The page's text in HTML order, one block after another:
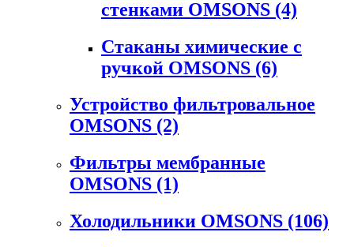
стенками OMSONS (4)
Стаканы химические с
ручкой OMSONS (6)
Устройство фильтровальное
OMSONS (2)
Фильтры мембранные
OMSONS (1)
Холодильники OMSONS (106)